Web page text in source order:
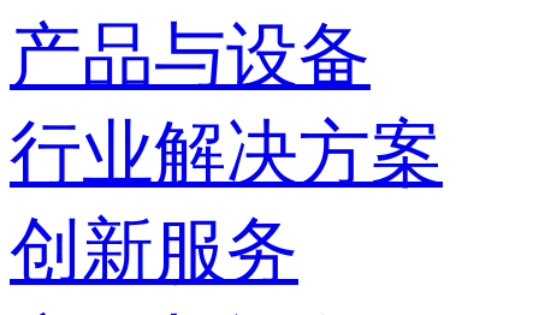
产品与设备
行业解决方案
创新服务